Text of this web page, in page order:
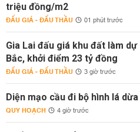
triệu đồng/m2
ĐẤU GIÁ - ĐẤU THẦU 01 phút trước
Gia Lai đấu giá khu đất làm
Bắc, khởi điểm 23 tỷ đồng
ĐẤU GIÁ - ĐẤU THẦU 3 giờ trước
Diện mạo cầu đi bộ hình lá
QUY HOẠCH 4 giờ trước